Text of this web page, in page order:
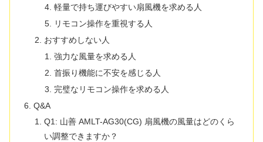
軽量で持ち運びやすい扇風機を求める人
リモコン操作を重視する人
おすすめしない人
強力な風量を求める人
首振り機能に不安を感じる人
完璧なリモコン操作を求める人
Q&A
Q1: 山善 AMLT-AG30(CG) 扇風機の風量はどのくら
い調整できますか？